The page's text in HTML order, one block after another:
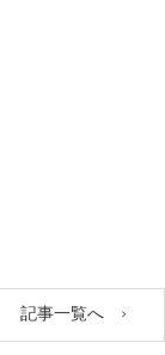
記事一覧へ